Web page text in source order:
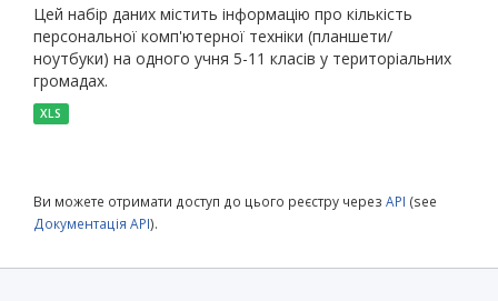
Цей набір даних містить інформацію про кількість
персональної комп'ютерної техніки (планшети/
ноутбуки) на одного учня 5-11 класів у територіальних
громадах.
XLS
Ви можете отримати доступ до цього реєстру через API (see
Документація API).